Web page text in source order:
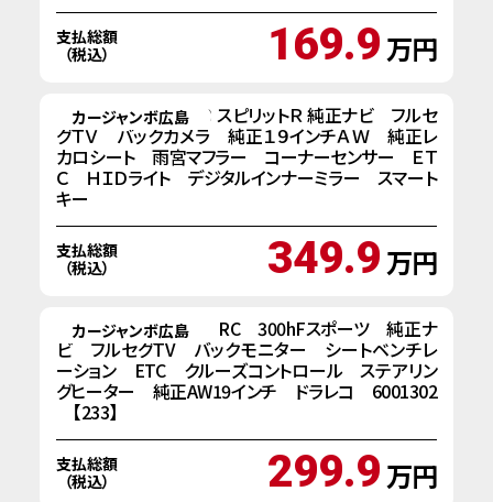
支払総額
（税込）
169.9万円
カージャンボ広島
平成２４年式 ＲＸ－８ スピリットＲ 純正ナビ フルセ
グＴＶ バックカメラ 純正１９インチＡＷ 純正レ
カロシート 雨宮マフラー コーナーセンサー ＥＴ
Ｃ ＨＩＤライト デジタルインナーミラー スマート
キー
支払総額
（税込）
349.9万円
カージャンボ広島
H27年式 レクサス RC 300hFスポーツ 純正ナ
ビ フルセグTV バックモニター シートベンチレ
ーション ETC クルーズコントロール ステアリン
グヒーター 純正AW19インチ ドラレコ 6001302
【233】
支払総額
（税込）
299.9万円